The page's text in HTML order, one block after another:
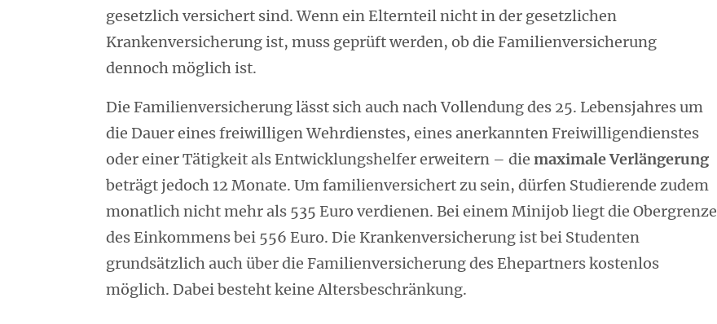
gesetzlich versichert sind. Wenn ein Elternteil nicht in der gesetzlichen
Krankenversicherung ist, muss geprüft werden, ob die Familienversicherung
dennoch möglich ist.
Die Familienversicherung lässt sich auch nach Vollendung des 25. Lebensjahres um
die Dauer eines freiwilligen Wehrdienstes, eines anerkannten Freiwilligendienstes
oder einer Tätigkeit als Entwicklungshelfer erweitern – die maximale Verlängerung
beträgt jedoch 12 Monate. Um familienversichert zu sein, dürfen Studierende zudem
monatlich nicht mehr als 535 Euro verdienen. Bei einem Minijob liegt die Obergrenze
des Einkommens bei 556 Euro. Die Krankenversicherung ist bei Studenten
grundsätzlich auch über die Familienversicherung des Ehepartners kostenlos
möglich. Dabei besteht keine Altersbeschränkung.